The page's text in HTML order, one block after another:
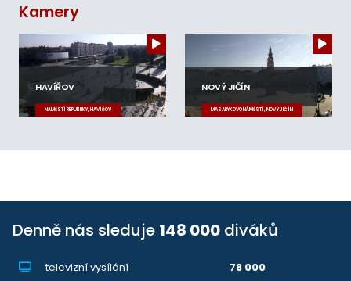
Kamery
HAVÍŘOV
NÁMĚSTÍ REPUBLIKY, HAVÍŘOV
NOVÝ JIČÍN
MASARYKOVO NÁMĚSTÍ, NOVÝ JIČÍN
Denně nás sleduje 148 000 diváků
televizní vysílání
78 000